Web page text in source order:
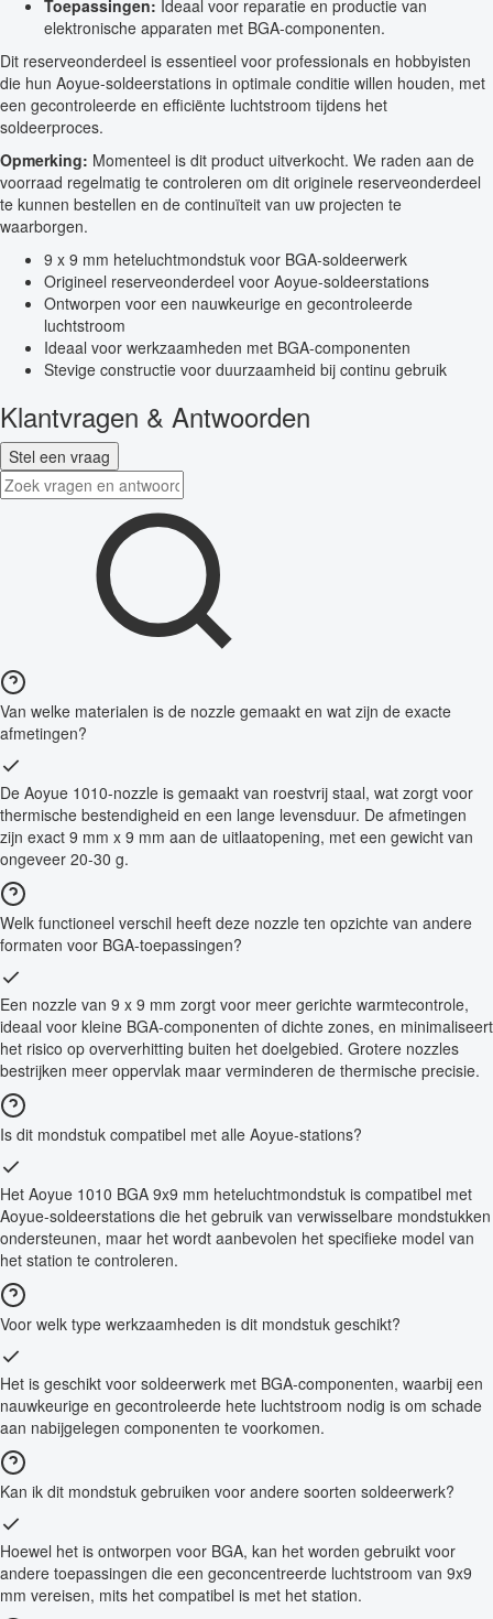
Toepassingen: Ideaal voor reparatie en productie van
elektronische apparaten met BGA-componenten.
Dit reserveonderdeel is essentieel voor professionals en hobbyisten
die hun Aoyue-soldeerstations in optimale conditie willen houden, met
een gecontroleerde en efficiënte luchtstroom tijdens het
soldeerproces.
Opmerking: Momenteel is dit product uitverkocht. We raden aan de
voorraad regelmatig te controleren om dit originele reserveonderdeel
te kunnen bestellen en de continuïteit van uw projecten te
waarborgen.
9 x 9 mm heteluchtmondstuk voor BGA-soldeerwerk
Origineel reserveonderdeel voor Aoyue-soldeerstations
Ontworpen voor een nauwkeurige en gecontroleerde
luchtstroom
Ideaal voor werkzaamheden met BGA-componenten
Stevige constructie voor duurzaamheid bij continu gebruik
Klantvragen & Antwoorden
Stel een vraag
Van welke materialen is de nozzle gemaakt en wat zijn de exacte
afmetingen?
De Aoyue 1010-nozzle is gemaakt van roestvrij staal, wat zorgt voor
thermische bestendigheid en een lange levensduur. De afmetingen
zijn exact 9 mm x 9 mm aan de uitlaatopening, met een gewicht van
ongeveer 20-30 g.
Welk functioneel verschil heeft deze nozzle ten opzichte van andere
formaten voor BGA-toepassingen?
Een nozzle van 9 x 9 mm zorgt voor meer gerichte warmtecontrole,
ideaal voor kleine BGA-componenten of dichte zones, en minimaliseert
het risico op oververhitting buiten het doelgebied. Grotere nozzles
bestrijken meer oppervlak maar verminderen de thermische precisie.
Is dit mondstuk compatibel met alle Aoyue-stations?
Het Aoyue 1010 BGA 9x9 mm heteluchtmondstuk is compatibel met
Aoyue-soldeerstations die het gebruik van verwisselbare mondstukken
ondersteunen, maar het wordt aanbevolen het specifieke model van
het station te controleren.
Voor welk type werkzaamheden is dit mondstuk geschikt?
Het is geschikt voor soldeerwerk met BGA-componenten, waarbij een
nauwkeurige en gecontroleerde hete luchtstroom nodig is om schade
aan nabijgelegen componenten te voorkomen.
Kan ik dit mondstuk gebruiken voor andere soorten soldeerwerk?
Hoewel het is ontworpen voor BGA, kan het worden gebruikt voor
andere toepassingen die een geconcentreerde luchtstroom van 9x9
mm vereisen, mits het compatibel is met het station.